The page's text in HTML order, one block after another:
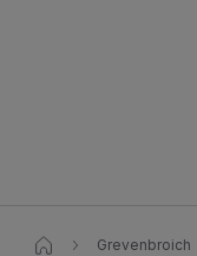
Grevenbroich